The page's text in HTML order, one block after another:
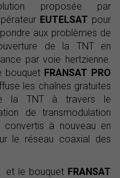
proposée par
EUTELSAT pour
aux problèmes de
de la TNT en
par voie hertzienne.
bouquet FRANSAT PRO
les chaînes gratuites
la TNT à travers le
de transmodulation
convertis à nouveau en
le réseau coaxial des
et le bouquet FRANSAT